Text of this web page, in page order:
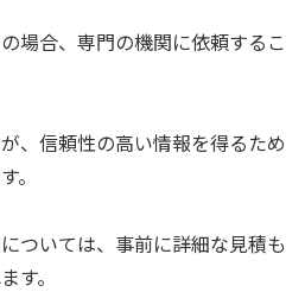
場合、専門の機関に依頼するこ
、信頼性の高い情報を得るため
。
ついては、事前に詳細な見積も
す。